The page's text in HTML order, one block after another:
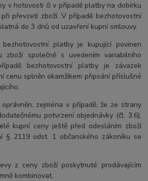
hotovosti či v případě platby na dobírku
převzetí zboží. V případě bezhotovostní
do 3 dnů od uzavření kupní smlouvy.
platby je kupující povinen
zboží společně s uvedením variabilního
bezhotovostní platby je závazek
cenu splněn okamžikem připsání příslušné
zejména v případě, že ze strany
potvrzení objednávky (čl. 3.6),
kupní ceny ještě před odesláním zboží
§ 2119 odst. 1 občanského zákoníku se
ceny zboží poskytnuté prodávajícím
kombinovat.